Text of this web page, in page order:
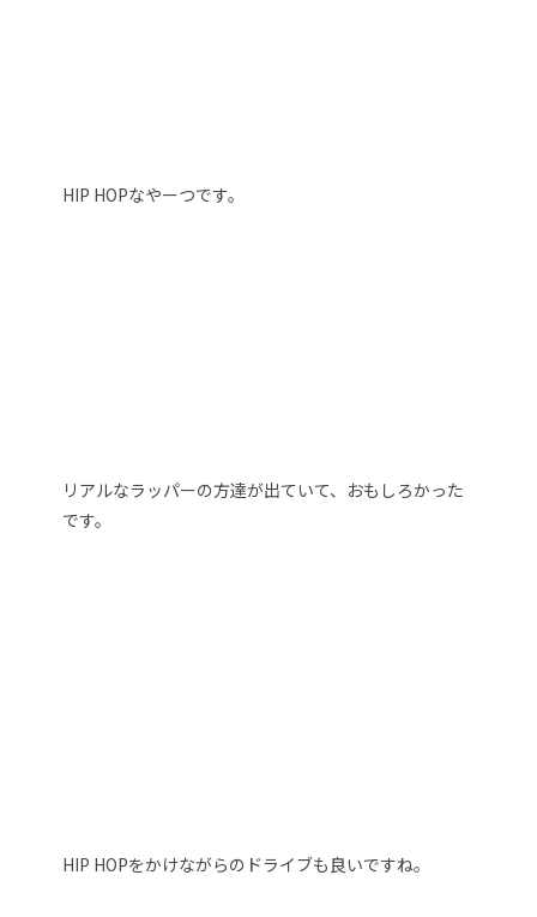
HIP HOPなやーつです。
リアルなラッパーの方達が出ていて、おもしろかった
です。
HIP HOPをかけながらのドライブも良いですね。